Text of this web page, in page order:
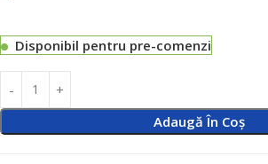
Disponibil pentru pre-comenzi
Adaugă În Coș